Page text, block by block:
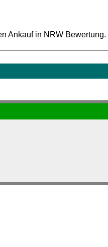
Ankauf in NRW Bewertung.